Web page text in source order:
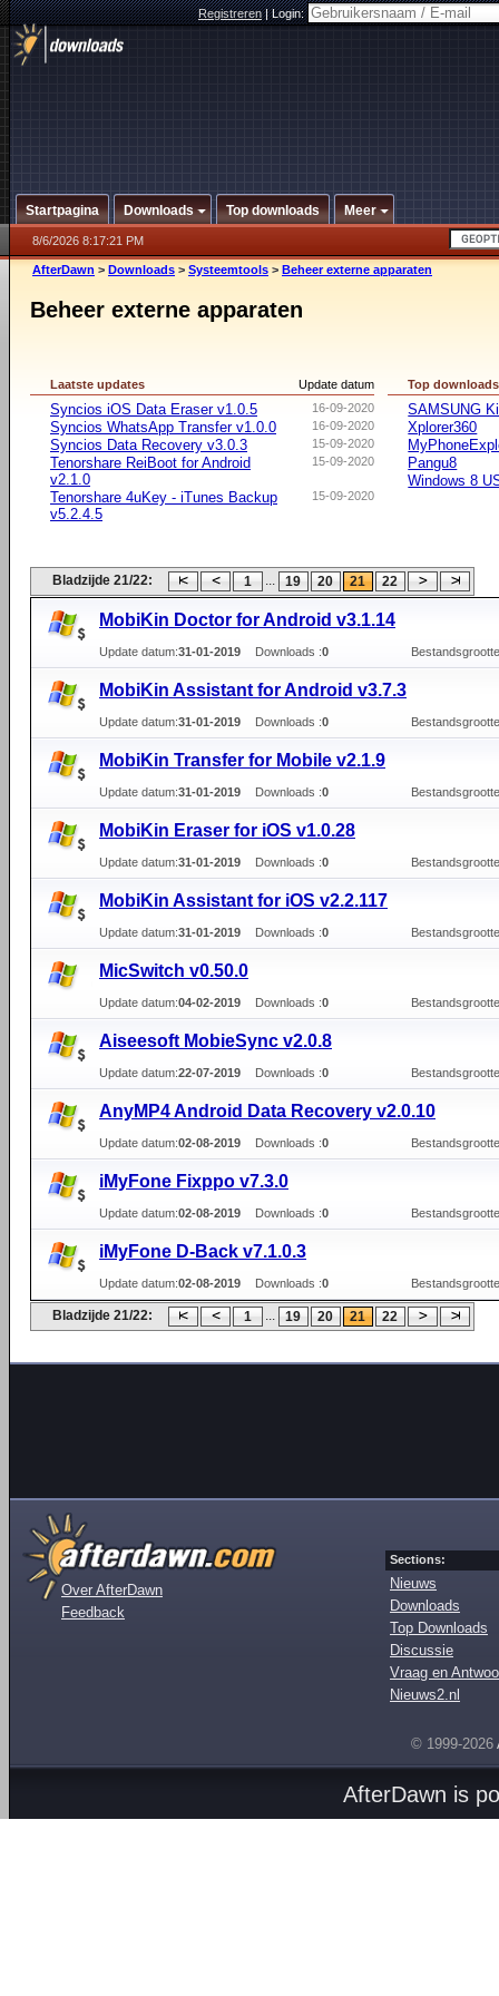
Registreren|Login:
Startpagina Downloads Top downloads Meer
8/6/2026 8:17:21 PM
AfterDawn > Downloads > Systeemtools > Beheer externe apparaten
Beheer externe apparaten
Update datum
Laatste updates
16-09-2020
Syncios iOS Data Eraser v1.0.5
16-09-2020
Syncios WhatsApp Transfer v1.0.0
15-09-2020
Syncios Data Recovery v3.0.3
15-09-2020
Tenorshare ReiBoot for Android
v2.1.0
15-09-2020
Tenorshare 4uKey - iTunes Backup
v5.2.4.5
Top downloads
SAMSUNG
Xplorer360
Pangu8
Windows 8
Bladzijde 21/22: 1 ... 19 20 21 22
MobiKin Doctor for Android v3.1.14
Update datum:31-01-2019 Downloads :0
MobiKin Assistant for Android v3.7.3
Update datum:31-01-2019 Downloads :0
MobiKin Transfer for Mobile v2.1.9
Update datum:31-01-2019 Downloads :0
MobiKin Eraser for iOS v1.0.28
Update datum:31-01-2019 Downloads :0
MobiKin Assistant for iOS v2.2.117
Update datum:31-01-2019 Downloads :0
MicSwitch v0.50.0
Update datum:04-02-2019 Downloads :0
Aiseesoft MobieSync v2.0.8
Update datum:22-07-2019 Downloads :0
AnyMP4 Android Data Recovery v2.0.10
Update datum:02-08-2019 Downloads :0
iMyFone Fixppo v7.3.0
Update datum:02-08-2019 Downloads :0
iMyFone D-Back v7.1.0.3
Update datum:02-08-2019 Downloads :0
Bladzijde 21/22: 1 ... 19 20 21 22
Over AfterDawn
Feedback
Sections:
Nieuws
Downloads
Top Downloads
Discussie
Vraag en
Nieuws2.nl
© 1999-2026
AfterDawn is